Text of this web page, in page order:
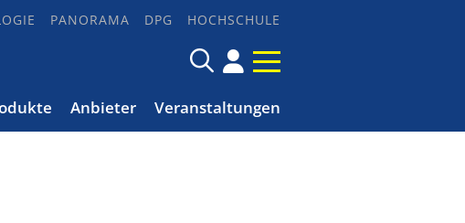
PANORAMA DPG HOCHSCHULE
Anbieter Veranstaltungen